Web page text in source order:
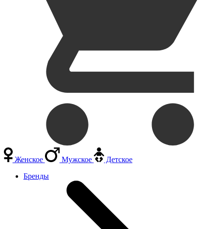
Женское Мужское
Детское
Бренды